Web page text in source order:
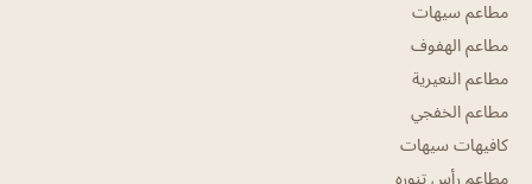
مطاعم سيهات
مطاعم الهفوف
مطاعم النعيرية
مطاعم الخفجي
كافيهات سيهات
مطاعم رأس تنوره